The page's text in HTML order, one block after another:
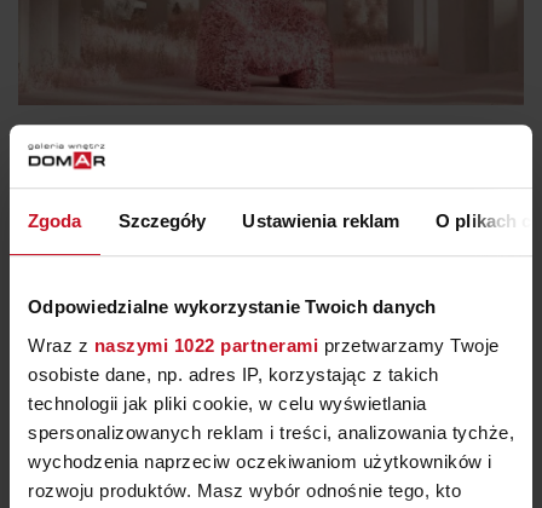
Zgoda Szczegóły Ustawienia reklam O plikach
Odpowiedzialne wykorzystanie Twoich danych
Wraz z naszymi 1022 partnerami przetwarzamy Twoje
osobiste dane, np. adres IP, korzystając z takich
technologii jak pliki cookie, w celu wyświetlania
spersonalizowanych reklam i treści, analizowania tychże,
wychodzenia naprzeciw oczekiwaniom użytkowników i
rozwoju produktów. Masz wybór odnośnie tego, kto
8.07.2026
HORTENSIA – FOTEL, KTÓRY NAJPIERW PODBIŁ
INTERNET
Czy ikona designu może narodzić się w komputerze?
argentyński projektant Andrés Reisinger stworzył
fotorealistyczny render fotela inspirowanego kwiatem
hortensji. Mebel nie istniał, a mimo to zachwycił
tysiące osób, które chciały go kupić. Problem? Był tylko
cyfrowym obrazem. Aby urzeczywistnić swoją wizję,
Reisinger zaprosił do współpracy projektantkę
tekstyliów Júlię…